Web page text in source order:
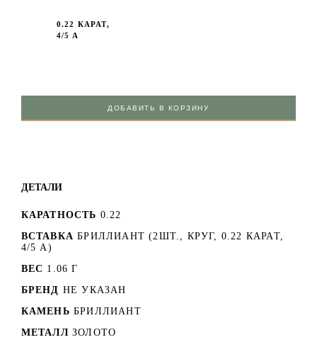
0.22 КАРАТ,
4/5 А
ДОБАВИТЬ В КОРЗИНУ
ДЕТАЛИ
КАРАТНОСТЬ 0.22
ВСТАВКА БРИЛЛИАНТ (2ШТ., КРУГ, 0.22 КАРАТ,
4/5 А)
ВЕС 1.06 Г
БРЕНД НЕ УКАЗАН
КАМЕНЬ БРИЛЛИАНТ
МЕТАЛЛ ЗОЛОТО